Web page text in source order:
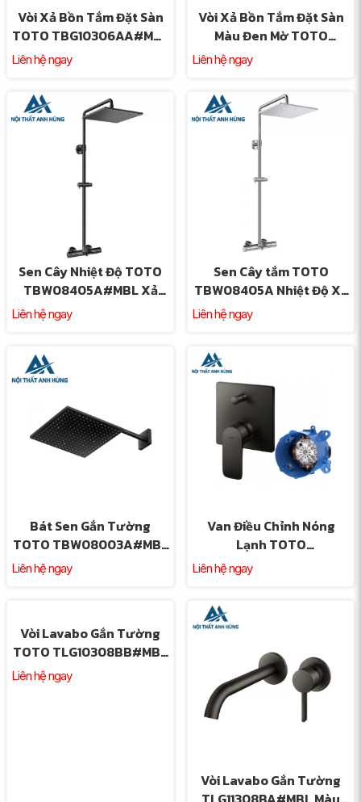
Vòi Xả Bồn Tắm Đặt Sàn
TOTO TBG10306AA#MBL
TBN01105B Màu Đen Mờ
Liên hệ ngay
Vòi Xả Bồn Tắm Đặt Sàn
Màu Đen Mờ TOTO
TBG11306AA#MBL
TBN01105B Nóng Lạnh
Liên hệ ngay
Sen Cây Nhiệt Độ TOTO
TBW08405A#MBL Xả
Bồn Màu Đen Mờ
Liên hệ ngay
Sen Cây tắm TOTO
TBW08405A Nhiệt Độ Xả
Bồn Vuông 300mm
Liên hệ ngay
Bát Sen Gắn Tường
TOTO TBW08003A#MBL
Màu Đen Mờ
Liên hệ ngay
Van Điều Chỉnh Nóng
Lạnh TOTO
TBG04304BB#MBL
TBN01001B Đen Mờ
Liên hệ ngay
Vòi Lavabo Gắn Tường
TOTO TLG10308BB#MBL
Màu Đen Mờ
Liên hệ ngay
Vòi Lavabo Gắn Tường